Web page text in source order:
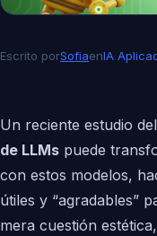
Escrito porSofiaenIA
Un reciente estudio
de LLMs puede
con estos modelos,
útiles y “agradables”
mera cuestión